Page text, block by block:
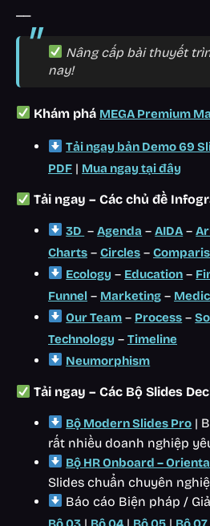
Nâng cấp bài thuyết
nay!
Khám phá MEGA Premium
Tải ngay bản Demo 69
PDF | Mua ngay tại đây
Tải ngay – Các chủ đề
3D –Agenda –AIDA –
Charts – Circles –
Ecology – Education –
Funnel – Marketing –
Our Team – Process –
Technology – Timeline
Neumorphism
Tải ngay – Các Bộ Slides
Bộ Modern Slides Pro |
rất nhiều doanh nghiệp
Bộ HR Onboard –
Slides chuẩn chuyên
Báo cáo Biện pháp /
| | |